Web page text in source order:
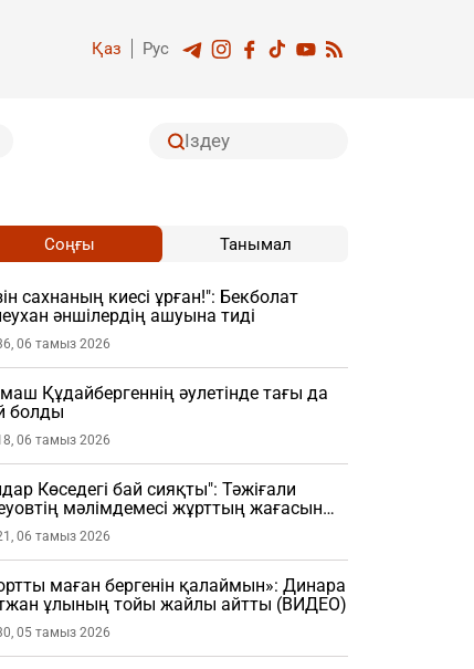
Қаз Рус
Соңғы Танымал
сахнаның киесі ұрған!": Бекболат
әншілердің ашуына тиді
06 тамыз 2026
Құдайбергеннің әулетінде тағы да
болды
06 тамыз 2026
Көседегі бай сияқты": Тәжіғали
мәлімдемесі жұрттың жағасын
06 тамыз 2026
маған бергенін қалаймын»: Динара
ұлының тойы жайлы айтты (ВИДЕО)
05 тамыз 2026